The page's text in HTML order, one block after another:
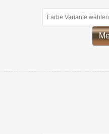
Farbe Variante wählen